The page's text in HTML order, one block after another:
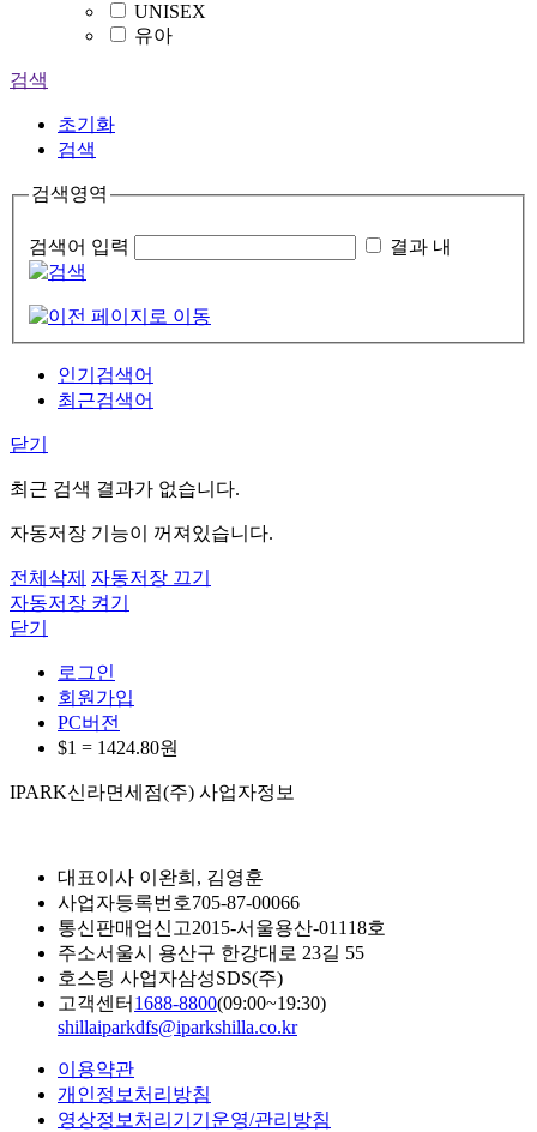
UNISEX
유아
검색
초기화
검색
검색영역
검색어 입력 결과 내
인기검색어
최근검색어
닫기
최근 검색 결과가 없습니다.
자동저장 기능이 꺼져있습니다.
전체삭제 자동저장 끄기
자동저장 켜기
닫기
로그인
회원가입
PC버전
$1 = 1424.80원
IPARK신라면세점(주) 사업자정보
대표이사 이완희, 김영훈
사업자등록번호705-87-00066
통신판매업신고2015-서울용산-01118호
주소서울시 용산구 한강대로 23길 55
호스팅 사업자삼성SDS(주)
고객센터 1688-8800(09:00~19:30)
shillaiparkdfs@iparkshilla.co.kr
이용약관
개인정보처리방침
영상정보처리기기운영/관리방침